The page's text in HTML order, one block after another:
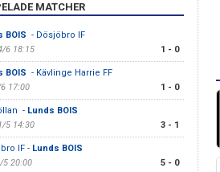
MATCHER
BOIS - Dösjöbro IF
6 18:15
1 - 0
BOIS - Kävlinge Harrie FF
17:00
1 - 0
- Lunds BOIS
5 14:30
3 - 1
IF - Lunds BOIS
5 20:00
5 - 0